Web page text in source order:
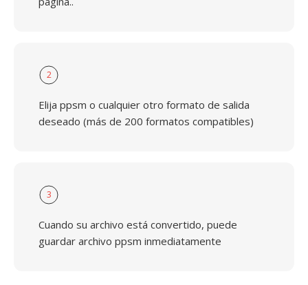
2
Elija ppsm o cualquier otro formato de salida
deseado (más de 200 formatos compatibles)
3
Cuando su archivo está convertido, puede
guardar archivo ppsm inmediatamente